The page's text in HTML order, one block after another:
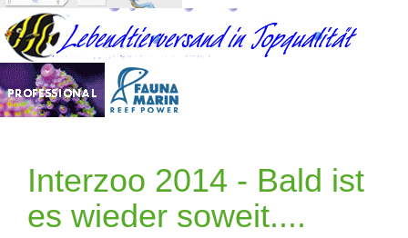
Interzoo 2014 - Bald ist
es wieder soweit....